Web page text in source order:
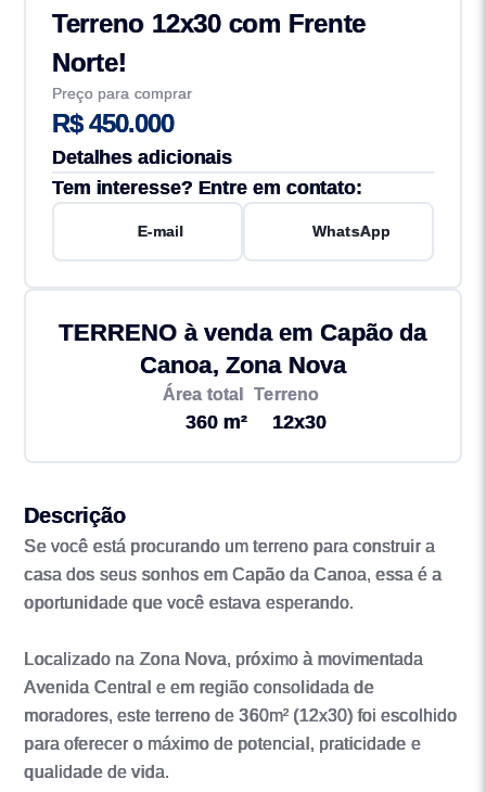
Terreno 12x30 com Frente
Norte!
Preço para comprar
R$ 450.000
Detalhes adicionais
Tem interesse? Entre em contato:
E-mail WhatsApp
TERRENO à venda em Capão da
Canoa, Zona Nova
Área total
360 m²
Terreno
12x30
Descrição
Se você está procurando um terreno para construir a
casa dos seus sonhos em Capão da Canoa, essa é a
oportunidade que você estava esperando.
Localizado na Zona Nova, próximo à movimentada
Avenida Central e em região consolidada de
moradores, este terreno de 360m² (12x30) foi escolhido
para oferecer o máximo de potencial, praticidade e
qualidade de vida.